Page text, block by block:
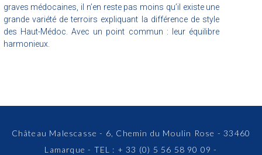
graves médocaines, il n’en reste pas moins qu’il existe une
grande variété de terroirs expliquant la différence de style
des Haut-Médoc. Avec un point commun : leur équilibre
harmonieux.
Château Malescasse - 6, Chemin du Moulin Rose - 33460
Lamarque - TEL : + 33 (0) 5 56 58 90 09 -